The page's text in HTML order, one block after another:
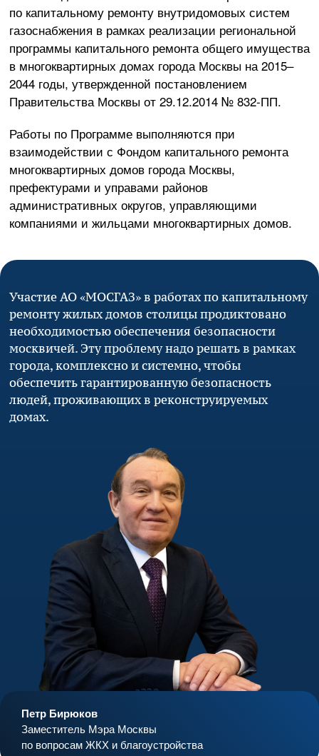
по капитальному ремонту внутридомовых систем
газоснабжения в рамках реализации региональной
программы капитального ремонта общего имущества
в многоквартирных домах города Москвы на 2015–
2044 годы, утвержденной постановлением
Правительства Москвы от 29.12.2014 № 832-ПП.
Работы по Программе выполняются при
взаимодействии с Фондом капитального ремонта
многоквартирных домов города Москвы,
префектурами и управами районов
административных округов, управляющими
компаниями и жильцами многоквартирных домов.
Петр Бирюков
Заместитель Мэра Москвы
по вопросам ЖКХ и благоустройства
Участие АО «МОСГАЗ» в работах по капитальному
ремонту жилых домов столицы продиктовано
необходимостью обеспечения безопасности
москвичей. Эту проблему надо решать в рамках
города, комплексно и системно, чтобы
обеспечить гарантированную безопасность
людей, проживающих в реконструируемых
домах.